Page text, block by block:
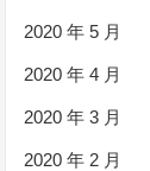
2020 年 5 月
2020 年 4 月
2020 年 3 月
2020 年 2 月